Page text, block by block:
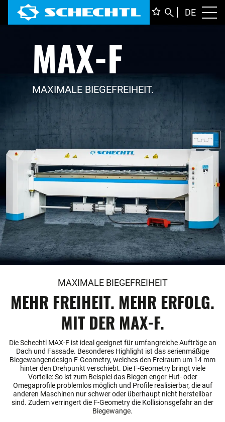
DE
MAX-F
MAXIMALE BIEGEFREIHEIT.
MAXIMALE BIEGEFREIHEIT
MEHR FREIHEIT. MEHR ERFOLG.
MIT DER MAX-F.
Die Schechtl MAX-F ist ideal geeignet für umfangreiche Aufträge an
Dach und Fassade. Besonderes Highlight ist das serienmäßige
Biegewangendesign F-Geometry, welches den Freiraum um 14 mm
hinter den Drehpunkt verschiebt. Die F-Geometry bringt viele
Vorteile: So ist zum Beispiel das Biegen enger Hut- oder
Omegaprofile problemlos möglich und Profile realisierbar, die auf
anderen Maschinen nur schwer oder überhaupt nicht herstellbar
sind. Zudem verringert die F-Geometry die Kollisionsgefahr an der
Biegewange.